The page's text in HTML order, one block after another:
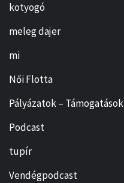
kotyogó
meleg dajer
mi
Női Flotta
Pályázatok – Támogatások
Podcast
tupír
Vendégpodcast